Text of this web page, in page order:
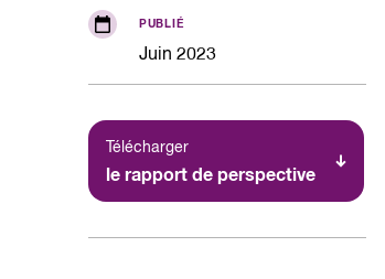
PUBLIÉ
Juin 2023
Télécharger
le rapport de perspective